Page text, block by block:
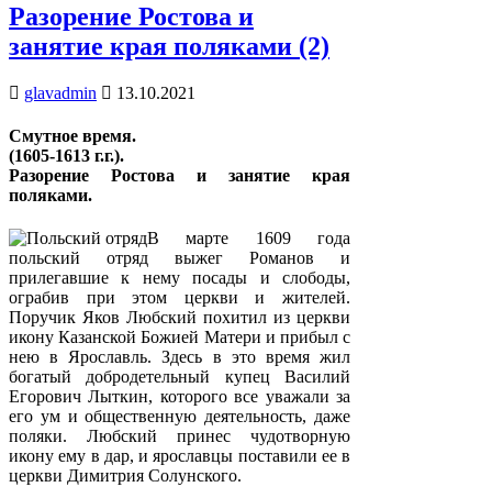
Разорение Ростова и
занятие края поляками (2)
glavadmin 13.10.2021
Смутное время.
(1605-1613 г.г.).
Разорение Ростова и занятие края
поляками.
В марте 1609 года
польский отряд выжег Романов и
прилегавшие к нему посады и слободы,
ограбив при этом церкви и жителей.
Поручик Яков Любский похитил из церкви
икону Казанской Божией Матери и прибыл с
нею в Ярославль. Здесь в это время жил
богатый добродетельный купец Василий
Егорович Лыткин, которого все уважали за
его ум и общественную деятельность, даже
поляки. Любский принес чудотворную
икону ему в дар, и ярославцы поставили ее в
церкви Димитрия Солунского.